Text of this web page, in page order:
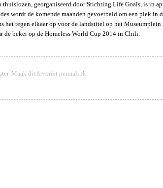
georganiseerd door Stichting Life Goals, is in
wordt de komende maanden gevoetbald om een plek in
het tegen elkaar op voor de landstitel op het
de beker op de Homeless World Cup 2014 in Chili.
. Maak dit favoriet permalink